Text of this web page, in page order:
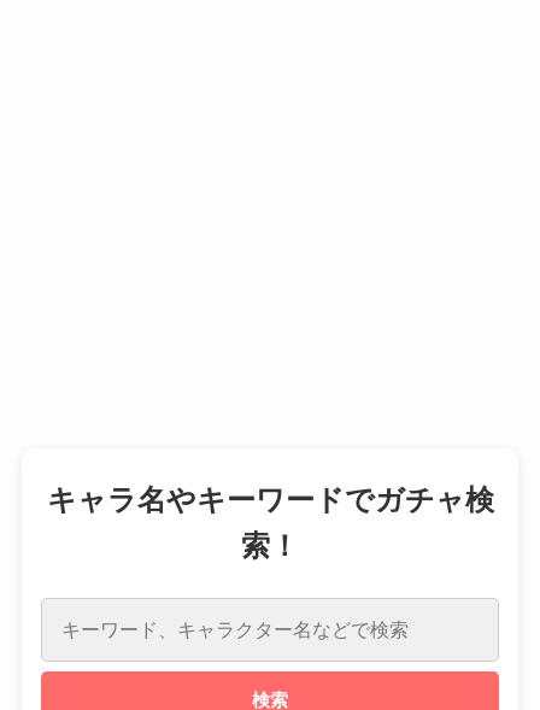
キャラ名やキーワードでガチャ検
索！
検索